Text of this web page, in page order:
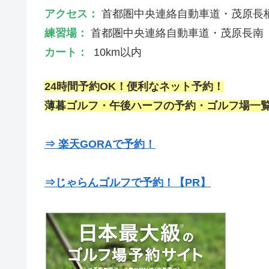
アクセス： 首都圏中央連絡自動車道・茂原長
練習場： 首都圏中央連絡自動車道・茂原長南
カート：
10km以内
24時間予約OK！便利なネット予約！
薄暮ゴルフ・午後ハーフの予約・ゴルフ場一
⇒ 楽天GORAで予約！
⇒じゃらんゴルフで予約！【PR】